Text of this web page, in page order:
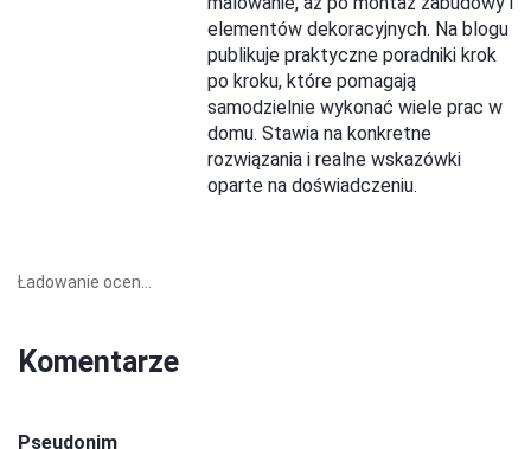
elementów dekoracyjnych. Na blogu
publikuje praktyczne poradniki krok
po kroku, które pomagają
samodzielnie wykonać wiele prac w
domu. Stawia na konkretne
rozwiązania i realne wskazówki
oparte na doświadczeniu.
Ładowanie ocen...
Komentarze
Pseudonim